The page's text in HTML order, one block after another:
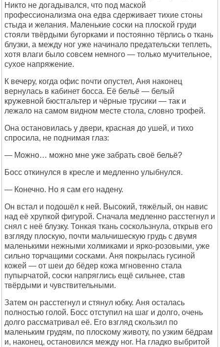
Никто не догадывался, что под маской
профессионализма она едва сдерживает тихие стоны
стыда и желания. Маленькие соски на плоской груди
стояли твёрдыми бугорками и постоянно тёрлись о ткань
блузки, а между ног уже начинало предательски теплеть,
хотя влаги было совсем немного — только мучительное,
сухое напряжение.
К вечеру, когда офис почти опустел, Аня наконец
вернулась в кабинет босса. Её бельё — белый
кружевной бюстгальтер и чёрные трусики — так и
лежало на самом видном месте стола, словно трофей.
Она остановилась у двери, красная до ушей, и тихо
спросила, не поднимая глаз:
— Можно… можно мне уже забрать своё бельё?
Босс откинулся в кресле и медленно улыбнулся.
— Конечно. Но я сам его надену.
Он встал и подошёл к ней. Высокий, тяжёлый, он навис
над её хрупкой фигурой. Сначала медленно расстегнул и
снял с неё блузку. Тонкая ткань соскользнула, открыв его
взгляду плоскую, почти мальчишескую грудь с двумя
маленькими нежными холмиками и ярко-розовыми, уже
сильно торчащими сосками. Аня покрылась гусиной
кожей — от шеи до бёдер кожа мгновенно стала
пупырчатой, соски напряглись ещё сильнее, став
твёрдыми и чувствительными.
Затем он расстегнул и стянул юбку. Аня осталась
полностью голой. Босс отступил на шаг и долго, очень
долго рассматривал её. Его взгляд скользил по
маленьким грудям, по плоскому животу, по узким бёдрам
и, наконец, остановился между ног. На гладко выбритой